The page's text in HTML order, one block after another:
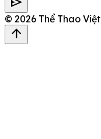
© 2026 Thể Thao Việt
arrow_upward